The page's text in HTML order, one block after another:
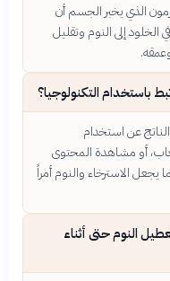
الذي يخبر الجسم أن
إلى النوم وتقليل
باستخدام التكنولوجيا؟
الناتج عن استخدام
أو مشاهدة المحتوى
يجعل الاسترخاء والنوم أمراً
النوم حتى أثناء